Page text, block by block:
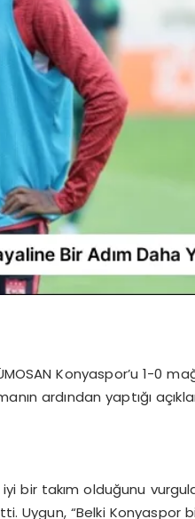
Konyaspor’u 1-0
ardından yaptığı
iyi bir takım olduğunu
Uygun, “Belki Konyaspor